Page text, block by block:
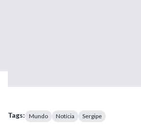
Tags: Mundo Notícia Sergipe